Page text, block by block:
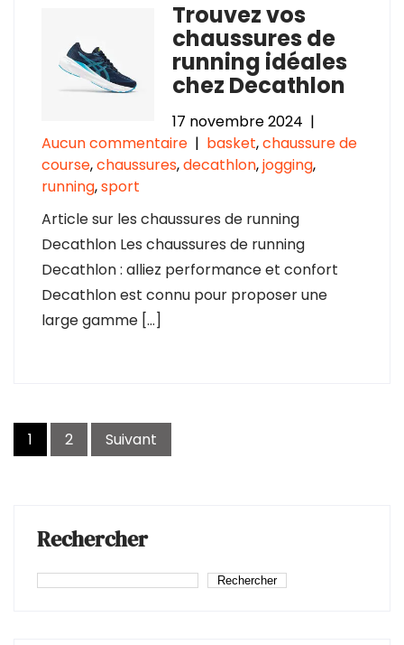
Trouvez vos
chaussures de
running idéales
chez Decathlon
17 novembre 2024 |
Aucun commentaire | basket,chaussure de
course,chaussures,decathlon,jogging,
running,sport
Article sur les chaussures de running
Decathlon Les chaussures de running
Decathlon : alliez performance et confort
Decathlon est connu pour proposer une
large gamme […]
Pagination
des
1 2 Suivant
Rechercher
Rechercher